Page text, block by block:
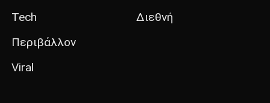
Tech
Περιβάλλον
Viral
Διεθνή